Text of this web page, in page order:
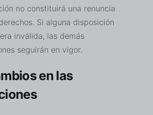
no constituirá una renuncia
Si alguna disposición
inválida, las demás
seguirán en vigor.
en las